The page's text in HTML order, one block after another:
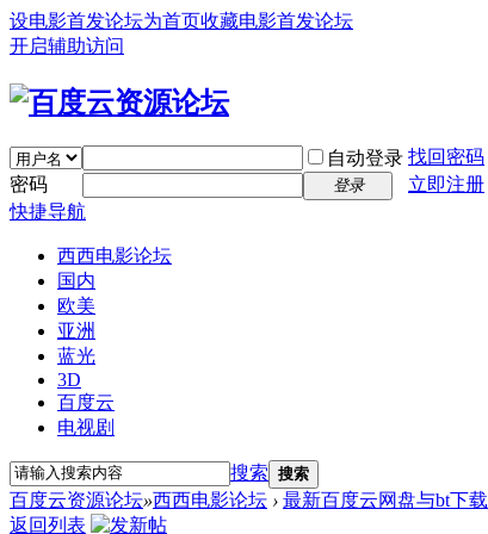
设电影首发论坛为首页收藏电影首发论坛
开启辅助访问
自动登录 找回密码
密码
登录
立即注册
快捷导航
西西电影论坛
国内
欧美
亚洲
蓝光
3D
百度云
电视剧
搜索 搜索
百度云资源论坛»西西电影论坛 › 最新百度云网盘与bt下载
返回列表